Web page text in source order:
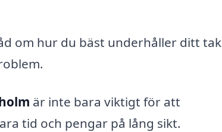
om hur du bäst underhåller ditt tak
är inte bara viktigt för att
tid och pengar på lång sikt.